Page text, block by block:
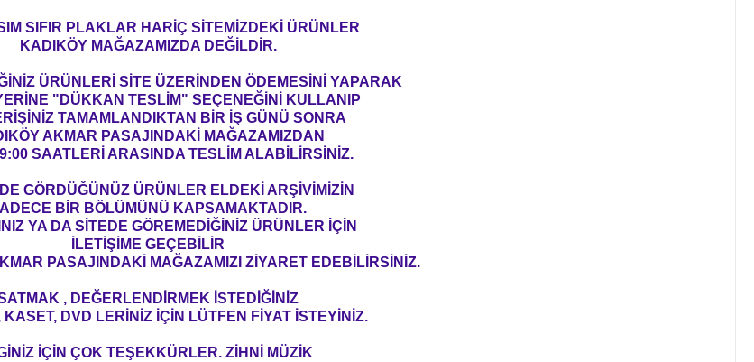
SIFIR PLAKLAR HARİÇ SİTEMİZDEKİ ÜRÜNLER
KADIKÖY MAĞAZAMIZDA DEĞİLDİR.
ÜRÜNLERİ SİTE ÜZERİNDEN ÖDEMESİNİ YAPARAK
"DÜKKAN TESLİM" SEÇENEĞİNİ KULLANIP
TAMAMLANDIKTAN BİR İŞ GÜNÜ SONRA
AKMAR PASAJINDAKİ MAĞAZAMIZDAN
SAATLERİ ARASINDA TESLİM ALABİLİRSİNİZ.
GÖRDÜĞÜNÜZ ÜRÜNLER ELDEKİ ARŞİVİMİZİN
BİR BÖLÜMÜNÜ KAPSAMAKTADIR.
YA DA SİTEDE GÖREMEDİĞİNİZ ÜRÜNLER İÇİN
İLETİŞİME GEÇEBİLİR
PASAJINDAKİ MAĞAZAMIZI ZİYARET EDEBİLİRSİNİZ.
, DEĞERLENDİRMEK İSTEDİĞİNİZ
KASET, DVD LERİNİZ İÇİN LÜTFEN FİYAT İSTEYİNİZ.
İÇİN ÇOK TEŞEKKÜRLER. ZİHNİ MÜZİK